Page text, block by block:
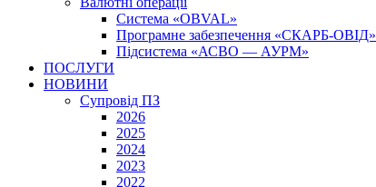
Система «OBVAL»
Програмне забезпечення «СКАРБ-ОВІД»
Підсистема «АСВО — АУРМ»
ПОСЛУГИ
НОВИНИ
Супровід ПЗ
2026
2025
2024
2023
2022